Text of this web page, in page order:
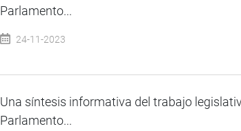
Parlamento...
24-11-2023
Una síntesis informativa del trabajo
Parlamento...